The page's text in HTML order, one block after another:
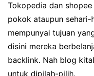
Tokopedia dan
pokok ataupun sehari-
mempunyai tujuan
disini mereka
backlink. Nah blog
untuk dipilah-pilih.